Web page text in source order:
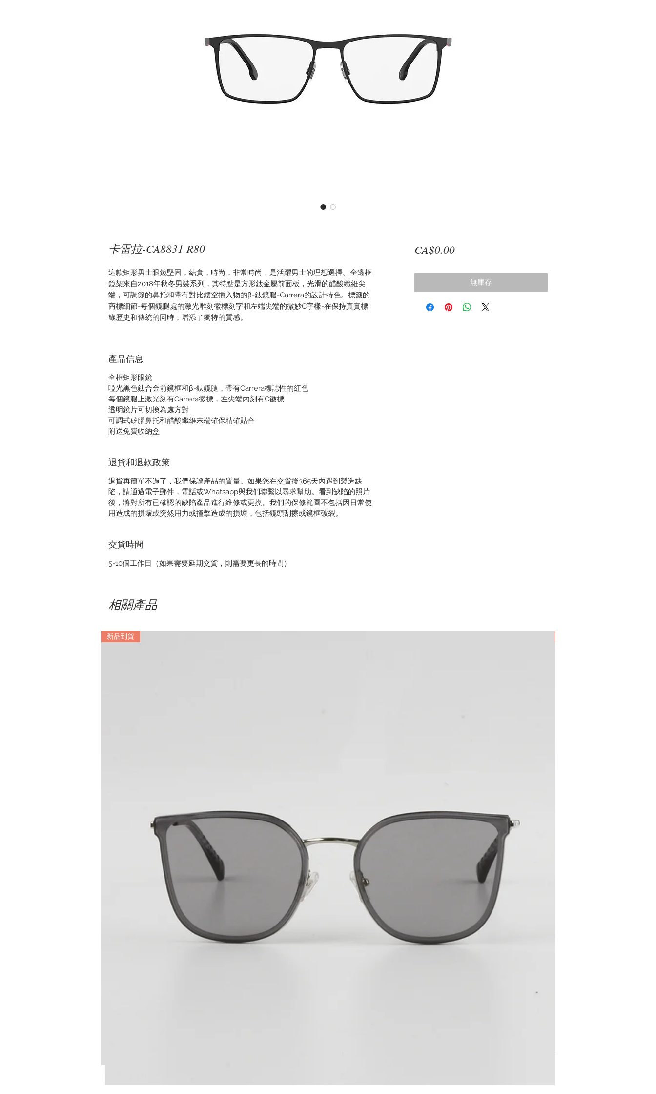
卡雷拉-CA8831 R80
這款矩形男士眼鏡堅固，結實，時尚，非常時尚，是活躍男士的理想選擇。全邊框
鏡架來自2018年秋冬男裝系列，其特點是方形鈦金屬前面板，光滑的醋酸纖維尖
端，可調節的鼻托和帶有對比鏤空插入物的β-鈦鏡腿-Carrera的設計特色。標籤的
商標細節-每個鏡腿處的激光雕刻徽標刻字和左端尖端的微妙C字樣-在保持真實標
籤歷史和傳統的同時，增添了獨特的質感。
產品信息
全框矩形眼鏡
啞光黑色鈦合金前鏡框和β-鈦鏡腿，帶有Carrera標誌性的紅色
每個鏡腿上激光刻有Carrera徽標，左尖端內刻有C徽標
透明鏡片可切換為處方對
可調式矽膠鼻托和醋酸纖維末端確保精確貼合
附送免費收納盒
退貨和退款政策
退貨再簡單不過了，我們保證產品的質量。如果您在交貨後365天內遇到製造缺
陷，請通過電子郵件，電話或Whatsapp與我們聯繫以尋求幫助。看到缺陷的照片
後，將對所有已確認的缺陷產品進行維修或更換。我們的保修範圍不包括因日常使
用造成的損壞或突然用力或撞擊造成的損壞，包括鏡頭刮擦或鏡框破裂。
交貨時間
5-10個工作日（如果需要延期交貨，則需要更長的時間）
CA$0.00價
無庫存
相關產品
新品到貨